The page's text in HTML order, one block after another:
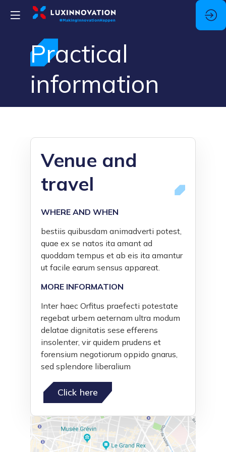
Practical
information
Venue and
travel
WHERE AND WHEN
bestiis quibusdam animadverti potest,
quae ex se natos ita amant ad
quoddam tempus et ab eis ita amantur
ut facile earum sensus appareat.
MORE INFORMATION
Inter haec Orfitus praefecti potestate
regebat urbem aeternam ultra modum
delatae dignitatis sese efferens
insolenter, vir quidem prudens et
forensium negotiorum oppido gnarus,
sed splendore liberalium
Click here